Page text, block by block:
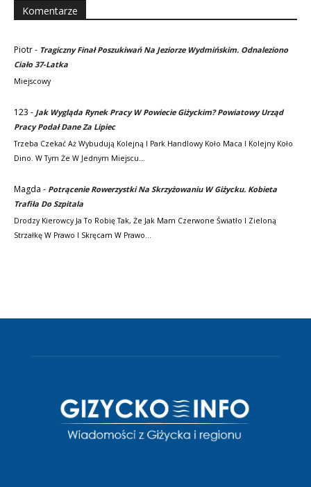
Komentarze
Piotr- Tragiczny Finał Poszukiwań Na Jeziorze Wydmińskim. Odnaleziono
Ciało 37-Latka
Miejscowy
123 - Jak Wygląda Rynek Pracy W Powiecie Giżyckim? Powiatowy Urząd
Pracy Podał Dane Za Lipiec
Trzeba Czekać Aż Wybudują Kolejną I Park Handlowy Koło Maca I Kolejny Koło
Dino. W Tym Że W Jednym Miejscu…
Magda - Potrącenie Rowerzystki Na Skrzyżowaniu W Giżycku. Kobieta
Trafiła Do Szpitala
Drodzy Kierowcy Ja To Robię Tak, Że Jak Mam Czerwone Światło I Zieloną
Strzałkę W Prawo I Skręcam W Prawo…